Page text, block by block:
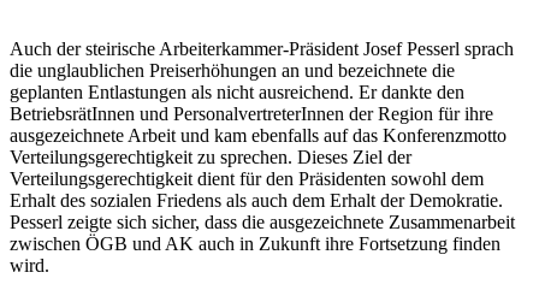
Auch der steirische Arbeiterkammer-Präsident Josef Pesserl sprach
die unglaublichen Preiserhöhungen an und bezeichnete die
geplanten Entlastungen als nicht ausreichend. Er dankte den
BetriebsrätInnen und PersonalvertreterInnen der Region für ihre
ausgezeichnete Arbeit und kam ebenfalls auf das Konferenzmotto
Verteilungsgerechtigkeit zu sprechen. Dieses Ziel der
Verteilungsgerechtigkeit dient für den Präsidenten sowohl dem
Erhalt des sozialen Friedens als auch dem Erhalt der Demokratie.
Pesserl zeigte sich sicher, dass die ausgezeichnete Zusammenarbeit
zwischen ÖGB und AK auch in Zukunft ihre Fortsetzung finden
wird.